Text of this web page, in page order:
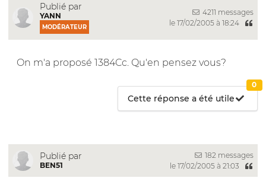
Publié par
YANN
MODÉRATEUR
4211 messages
le 17/02/2005 à 18:24
On m'a proposé 1384Cc. Qu'en pensez vous?
Cette réponse a été utile
0
Publié par
BEN51
182 messages
le 17/02/2005 à 21:03